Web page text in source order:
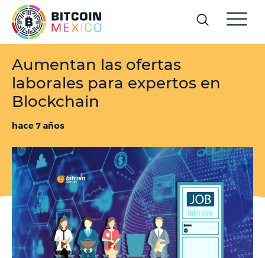
Aumentan las ofertas
laborales para expertos en
Blockchain
hace 7 años